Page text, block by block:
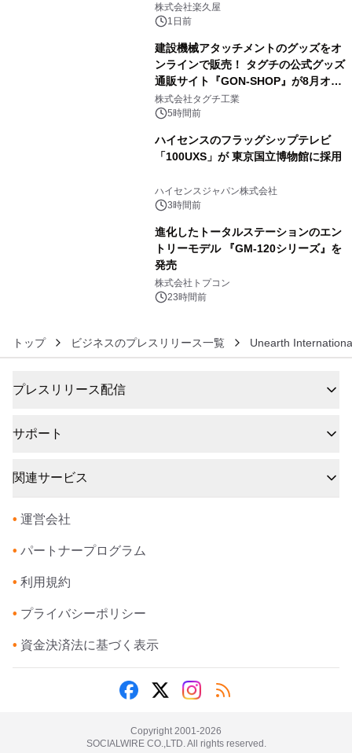
メニューを提供
株式会社楽久屋
1日前
建設機械アタッチメントのグッズをオ
ンラインで販売！ タグチの公式グッズ
通販サイト『GON-SHOP』が8月オー
プン
株式会社タグチ工業
5時間前
ハイセンスのフラッグシップテレビ
「100UXS」が 東京国立博物館に採用
ハイセンスジャパン株式会社
3時間前
進化したトータルステーションのエン
トリーモデル 『GM-120シリーズ』を
発売
株式会社トプコン
23時間前
トップ ビジネスのプレスリリース一覧 Unearth
プレスリリース配信
サポート
関連サービス
• 運営会社
• パートナープログラム
• 利用規約
• プライバシーポリシー
• 資金決済法に基づく表示
Copyright 2001-2026
SOCIALWIRE CO.,LTD. All rights reserved.